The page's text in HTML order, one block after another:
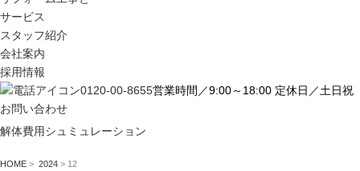
サービス
スタッフ紹介
会社案内
採用情報
0120-00-8655営業時間／9:00～18:00 定休日／土日祝
お問い合わせ
解体費用シュミュレーション
HOME > 2024 > 12